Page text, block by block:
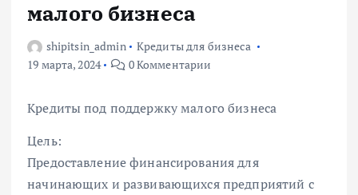
малого бизнеса
shipitsin_admin
Кредиты для бизнеса
19 марта, 2024
0 Комментарии
Кредиты под поддержку малого бизнеса
Цель:
Предоставление финансирования для
начинающих и развивающихся предприятий с